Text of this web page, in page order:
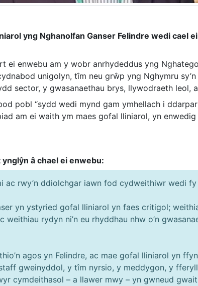
yng Nghanolfan Ganser Felindre wedi cael
ei enwebu am y wobr anrhydeddus yng
unigolyn, tîm neu grŵp yng Nghymru
sector, y gwasanaethau brys, llywodraeth leol,
pobl “sydd wedi mynd gam ymhellach i
am ei waith ym maes gofal lliniarol, yn
â chael ei enwebu:
ac rwy’n ddiolchgar iawn fod cydweithiwr wedi fy
yn ystyried gofal lliniarol yn faes critigol;
weithiau rydyn ni’n eu rhyddhau nhw o’n
agos yn Felindre, ac mae gofal lliniarol yn
gweinyddol, y tîm nyrsio, y meddygon, y
cymdeithasol – a llawer mwy – yn gwneud